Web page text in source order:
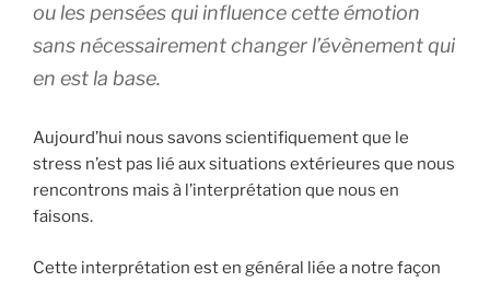
ou les pensées qui influence cette émotion
sans nécessairement changer l’évènement qui
en est la base.
Aujourd’hui nous savons scientifiquement que le
stress n’est pas lié aux situations extérieures que nous
rencontrons mais à l’interprétation que nous en
faisons.
Cette interprétation est en général liée a notre façon